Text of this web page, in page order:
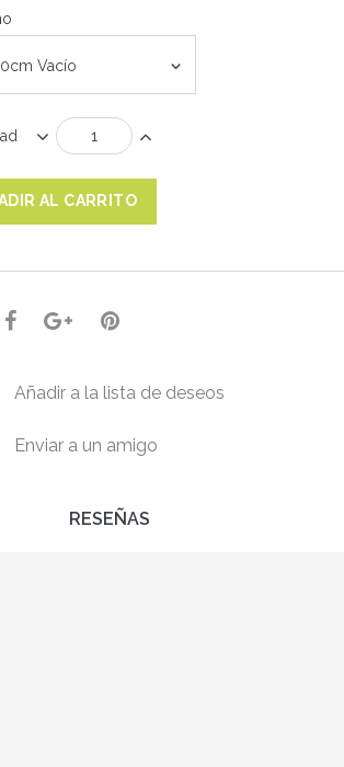
Vacío
AL CARRITO
Añadir a la lista de deseos
Enviar a un amigo
RESEÑAS